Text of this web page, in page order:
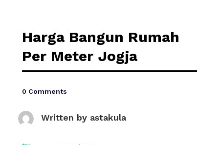
Harga Bangun Rumah
Per Meter Jogja
0 Comments
Written by astakula